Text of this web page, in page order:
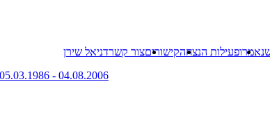
פעילות הנצחהקישוריםצור קשרדניאל שירן
04.08.2006 - 05.03.1986